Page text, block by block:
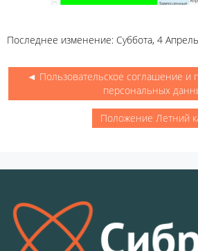
Последнее изменение: Суббота, 4
◄ Пользовательское соглашение и
персональных
Положение Летний